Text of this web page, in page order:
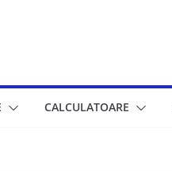
CALCULATOARE